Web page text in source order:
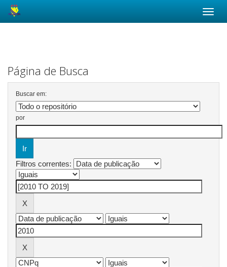
Página de Busca
Buscar em:
por
Filtros correntes: